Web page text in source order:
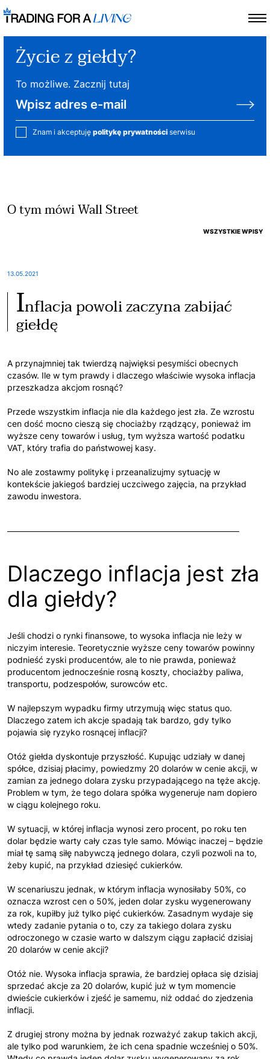
Życie z giełdy?
To możliwe. Zacznij tutaj
Znam i akceptuję politykę prywatności serwisu
O tym mówi Wall Street
WSZYSTKIE WPISY
13.05.2021
Inflacja powoli zaczyna zabijać
giełdę
A przynajmniej tak twierdzą najwięksi pesymiści obecnych
czasów. Ile w tym prawdy i dlaczego właściwie wysoka inflacja
przeszkadza akcjom rosnąć?
Przede wszystkim inflacja nie dla każdego jest zła. Ze wzrostu
cen dość mocno cieszą się chociażby rządzący, ponieważ im
wyższe ceny towarów i usług, tym wyższa wartość podatku
VAT, który trafia do państwowej kasy.
No ale zostawmy politykę i przeanalizujmy sytuację w
kontekście jakiegoś bardziej uczciwego zajęcia, na przykład
zawodu inwestora.
Dlaczego inflacja jest zła
dla giełdy?
Jeśli chodzi o rynki finansowe, to wysoka inflacja nie leży w
niczyim interesie. Teoretycznie wyższe ceny towarów powinny
podnieść zyski producentów, ale to nie prawda, ponieważ
producentom jednocześnie rosną koszty, chociażby paliwa,
transportu, podzespołów, surowców etc.
W najlepszym wypadku firmy utrzymują więc status quo.
Dlaczego zatem ich akcje spadają tak bardzo, gdy tylko
pojawia się ryzyko rosnącej inflacji?
Otóż giełda dyskontuje przyszłość. Kupując udziały w danej
spółce, dzisiaj płacimy, powiedzmy 20 dolarów w cenie akcji, w
zamian za jednego dolara zysku przypadającego na tęże akcję.
Problem w tym, że tego dolara spółka wygeneruje nam dopiero
w ciągu kolejnego roku.
W sytuacji, w której inflacja wynosi zero procent, po roku ten
dolar będzie warty cały czas tyle samo. Mówiąc inaczej – będzie
miał tę samą siłę nabywczą jednego dolara, czyli pozwoli na to,
żeby kupić, na przykład dziesięć cukierków.
W scenariuszu jednak, w którym inflacja wynosiłaby 50%, co
oznacza wzrost cen o 50%, jeden dolar zysku wygenerowany
za rok, kupiłby już tylko pięć cukierków. Zasadnym wydaje się
wtedy zadanie pytania o to, czy za takiego dolara zysku
odroczonego w czasie warto w dalszym ciągu zapłacić dzisiaj
20 dolarów w cenie akcji?
Otóż nie. Wysoka inflacja sprawia, że bardziej opłaca się dzisiaj
sprzedać akcje za 20 dolarów, kupić już w tym momencie
dwieście cukierków i zjeść je samemu, niż oddać do zjedzenia
inflacji.
Z drugiej strony można by jednak rozważyć zakup takich akcji,
ale tylko pod warunkiem, że ich cena spadnie wcześniej o 50%.